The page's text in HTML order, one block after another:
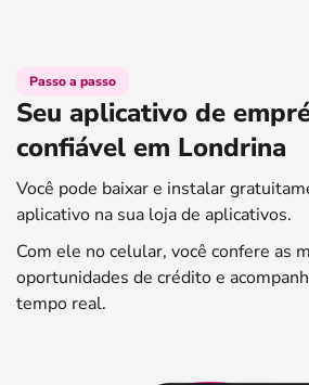
Passo a passo
Seu aplicativo de
confiável em Londrina
Você pode baixar e instalar
aplicativo na sua loja de aplicativos.
Com ele no celular, você confere as
oportunidades de crédito e
tempo real.